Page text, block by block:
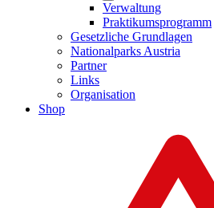
Verwaltung
Praktikumsprogramm
Gesetzliche Grundlagen
Nationalparks Austria
Partner
Links
Organisation
Shop